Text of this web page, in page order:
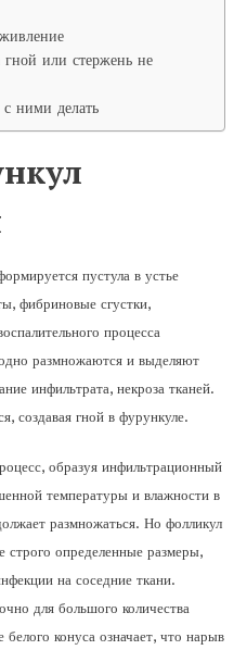
или стержень не
ними делать
пустула в устье
фибриновые сгустки,
процесса
размножаются и выделяют
инфильтрата, некроза тканей.
создавая гной в фурункуле.
образуя инфильтрационный
температуры и влажности в
размножаться. Но фолликул
строго определенные размеры,
на соседние ткани.
для большого количества
конуса означает, что нарыв